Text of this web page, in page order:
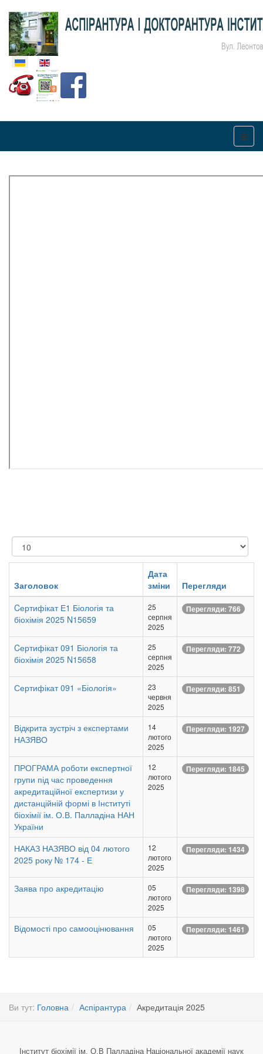
Оберіть свою мову
Показувати
Заголовок
Дата
зміни
Перегляди
Cертифікат Е1 Біологія та
біохімія 2025 N15659
25
серпня
2025
Перегляди: 766
Cертифікат 091 Біологія та
біохімія 2025 N15658
25
серпня
2025
Перегляди: 772
Сертифікат 091 «Біологія»
23
червня
2025
Перегляди: 851
Відкрита зустріч з експертами
НАЗЯВО
14
лютого
2025
Перегляди: 1927
ПРОГРАМА роботи експертної
групи під час проведення
акредитаційної експертизи у
дистанційній формі в Інституті
біохімії ім. О.В. Палладіна НАН
України
12
лютого
2025
Перегляди: 1845
НАКАЗ НАЗЯВО від 04 лютого
2025 року № 174 - Е
12
лютого
2025
Перегляди: 1434
Заява про акредитацію
05
лютого
2025
Перегляди: 1398
Відомості про самооцінювання
05
лютого
2025
Перегляди: 1461
Ви тут: Головна Аспірантура Акредитація 2025
Інститут біохімії ім. О.В Палладіна Національної академії наук